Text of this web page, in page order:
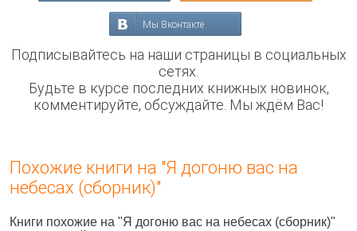
Мы Вконтакте
Подписывайтесь на наши страницы в социальных
сетях.
Будьте в курсе последних книжных новинок,
комментируйте, обсуждайте. Мы ждём Вас!
Похожие книги на "Я догоню вас на
небесах (сборник)"
Книги похожие на "Я догоню вас на небесах (сборник)"